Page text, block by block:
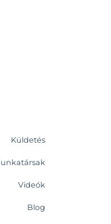
Küldetés
Videók
Blog